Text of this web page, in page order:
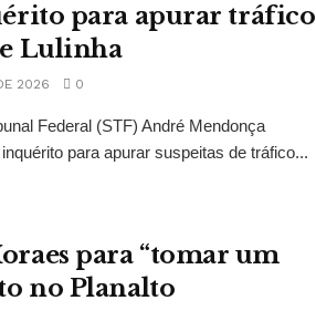
para apurar tráfico
Lulinha
2026 0
Federal (STF) André Mendonça
para apurar suspeitas de tráfico...
para “tomar um
no Planalto